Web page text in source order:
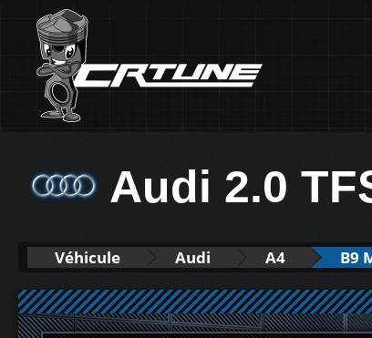
Audi 2.0
Véhicule Audi A4 B9